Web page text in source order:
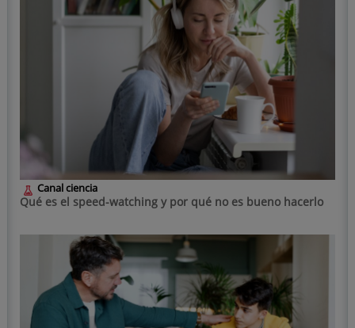
Canal ciencia
Qué es el speed-watching y por qué no es bueno hacerlo